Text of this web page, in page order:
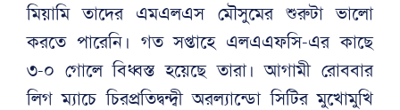
মিয়ামি তাদের এমএলএস মৌসুমের শুরুটা ভালো
করতে পারেনি। গত সপ্তাহে এলএএফসি-এর কাছে
৩-০ গোলে বিধ্বস্ত হয়েছে তারা। আগামী রোববার
লিগ ম্যাচে চিরপ্রতিদ্বন্দ্বী অরল্যান্ডো সিটির মুখোমুখি